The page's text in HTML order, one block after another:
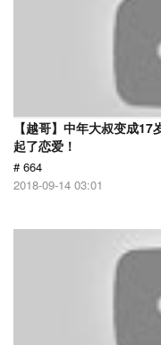
【越哥】中年大叔变成
起了恋爱！
# 664
2018-09-14 03:01